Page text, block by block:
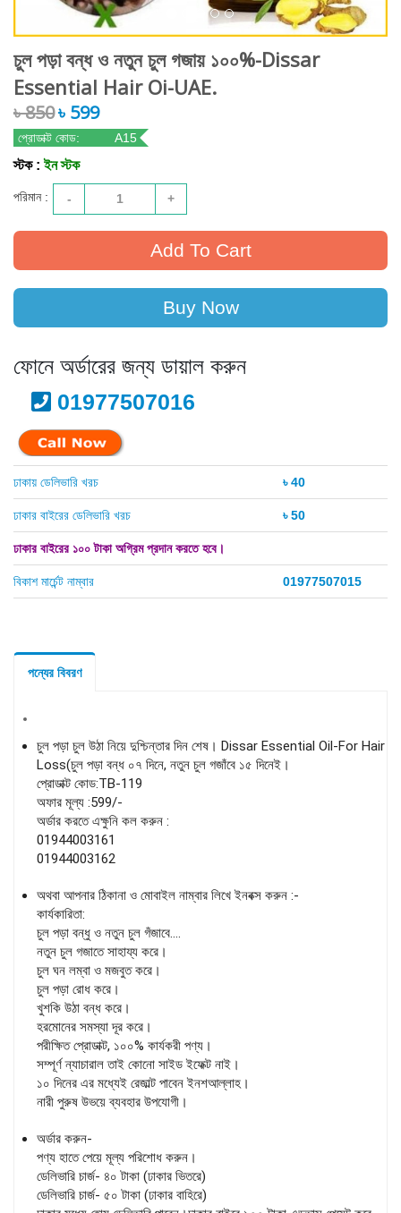
চুল পড়া বন্ধ ও নতুন চুল গজায় ১০০%-Dissar
Essential Hair Oi-UAE.
৳ 850৳ 599
প্রোডাক্ট কোড: A15
স্টক :ইন স্টক
পরিমান : - 1 +
Buy Now
ফোনে অর্ডারের জন্য ডায়াল করুন
01977507016
ঢাকায় ডেলিভারি খরচ ৳ 40
ঢাকার বাইরের ডেলিভারি খরচ ৳ 50
ঢাকার বাইরের ১০০ টাকা অগ্রিম প্রদান করতে হবে।
বিকাশ মার্চেন্ট নাম্বার 01977507015
পন্যের বিবরণ
চুল পড়া চুল উঠা নিয়ে দুশ্চিন্তার দিন শেষ। Dissar Essential Oil-For Hair
Loss(চুল পড়া বন্ধ ০৭ দিনে, নতুন চুল গজাঁবে ১৫ দিনেই।
প্রোডাক্ট কোড:TB-119
অফার মূল্য :599/-
অর্ডার করতে এক্ষুনি কল করুন :
01944003161
01944003162
অথবা আপনার ঠিকানা ও মোবাইল নাম্বার লিখে ইনবক্স করুন :-
কার্যকারিতা:
চুল পড়া বন্ধু ও নতুন চুল গঁজাবে….
নতুন চুল গজাতে সাহায্য করে।
চুল ঘন লম্বা ও মজবুত করে।
চুল পড়া রোধ করে।
খুশকি উঠা বন্ধ করে।
হরমোনের সমস্যা দূর করে।
পরীক্ষিত প্রোডাক্ট, ১০০% কার্যকরী পণ্য।
সম্পূর্ণ ন্যাচারাল তাই কোনো সাইড ইফেক্ট নাই।
১০ দিনের এর মধ্যেই রেজাল্ট পাবেন ইনশআল্লাহ।
নারী পুরুষ উভয়ে ব্যবহার উপযোগী।
অর্ডার করুন-
পণ্য হাতে পেয়ে মূল্য পরিশোধ করুন।
ডেলিভারি চার্জ- ৪০ টাকা (ঢাকার ভিতরে)
ডেলিভারি চার্জ- ৫০ টাকা (ঢাকার বাহিরে)